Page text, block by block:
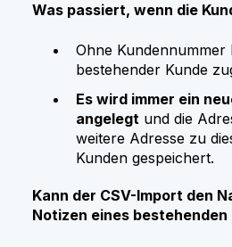
Was passiert, wenn die
Ohne Kundennummer
bestehender Kunde
Es wird immer ein
angelegt und die
weitere Adresse zu
Kunden gespeichert.
Kann der CSV-Import den
Notizen eines bestehenden